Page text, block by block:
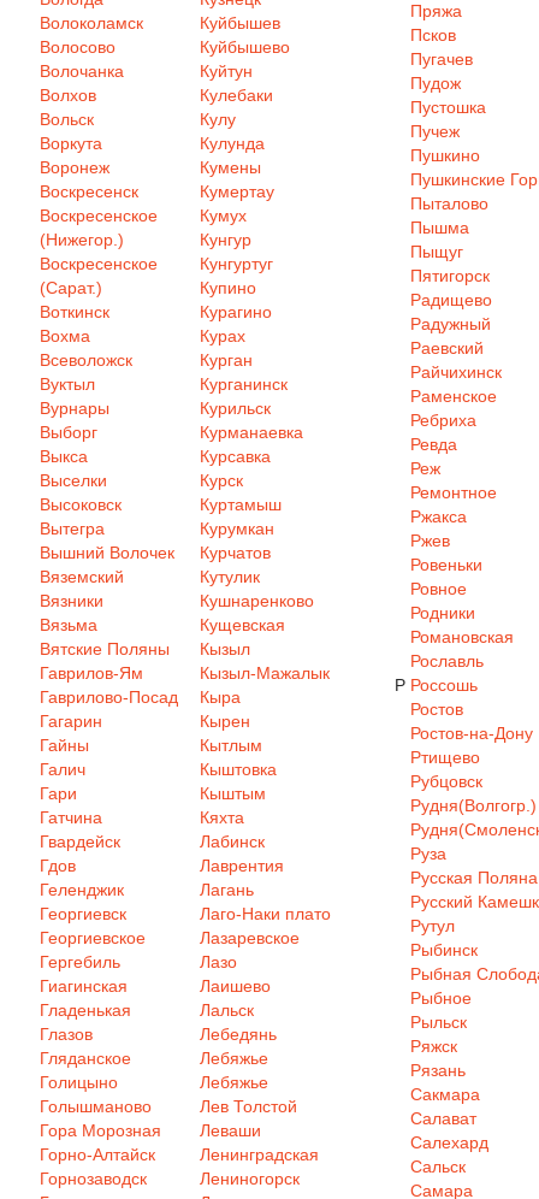
Волоколамск
Волосово
Волочанка
Волхов
Вольск
Воркута
Воронеж
Воскресенск
Воскресенское
(Нижегор.)
Воскресенское
(Сарат.)
Воткинск
Вохма
Всеволожск
Вуктыл
Вурнары
Выборг
Выкса
Выселки
Высоковск
Вытегра
Вышний Волочек
Вяземский
Вязники
Вязьма
Вятские Поляны
Гаврилов-Ям
Гаврилово-Посад
Гагарин
Гайны
Галич
Гари
Гатчина
Гвардейск
Гдов
Геленджик
Георгиевск
Георгиевское
Гергебиль
Гиагинская
Гладенькая
Глазов
Гляданское
Голицыно
Голышманово
Гора Морозная
Горно-Алтайск
Горнозаводск
Куйбышев
Куйбышево
Куйтун
Кулебаки
Кулу
Кулунда
Кумены
Кумертау
Кумух
Кунгур
Кунгуртуг
Купино
Курагино
Курах
Курган
Курганинск
Курильск
Курманаевка
Курсавка
Курск
Куртамыш
Курумкан
Курчатов
Кутулик
Кушнаренково
Кущевская
Кызыл
Кызыл-Мажалык
Кыра
Кырен
Кытлым
Кыштовка
Кыштым
Кяхта
Лабинск
Лаврентия
Лагань
Лаго-Наки плато
Лазаревское
Лазо
Лаишево
Лальск
Лебедянь
Лебяжье
Лебяжье
Лев Толстой
Леваши
Ленинградская
Лениногорск
Пряжа
Псков
Пугачев
Пудож
Пустошка
Пучеж
Пушкино
Пушкинские
Пыталово
Пышма
Пыщуг
Пятигорск
Р
Радищево
Радужный
Раевский
Райчихинск
Раменское
Ребриха
Ревда
Реж
Ремонтное
Ржакса
Ржев
Ровеньки
Ровное
Родники
Романовская
Рославль
Россошь
Ростов
Ростов-на-Дону
Ртищево
Рубцовск
Рудня(Волгогр.)
Руза
Русская Поляна
Русский
Рутул
Рыбинск
Рыбная
Рыбное
Рыльск
Ряжск
Рязань
Сакмара
Салават
Салехард
Сальск
Самара